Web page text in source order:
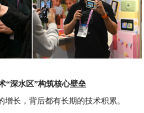
“深水区”构筑核心壁垒
增长，背后都有长期的技术积累。